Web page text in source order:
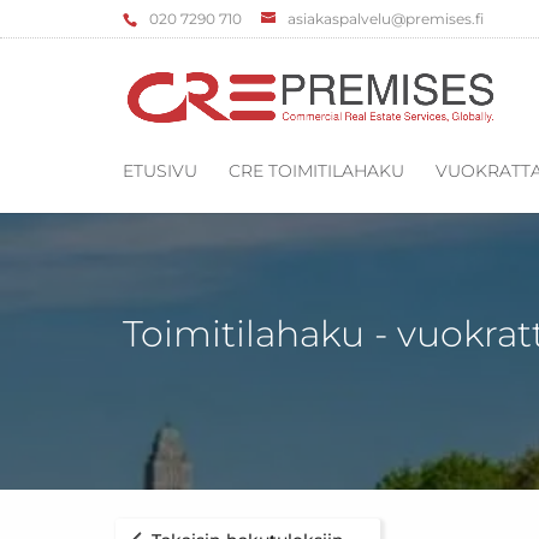
‌020 7290 710 asiakaspalvelu@premises.fi
ETUSIVU CRE TOIMITILAHAKU
Toimitilahaku -